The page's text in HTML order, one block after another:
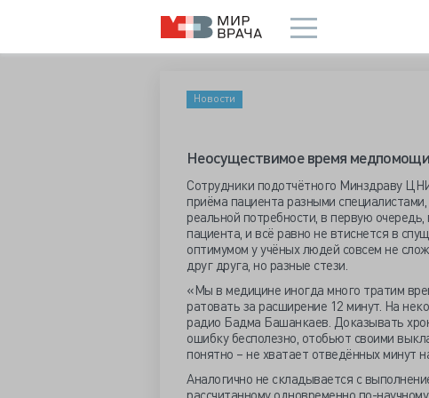
Новости
Неосуществимое время медпомощи
Сотрудники подотчётного Минздраву
приёма пациента разными
реальной потребности, в первую
пациента, и всё равно не втиснется в
оптимумом у учёных людей совсем не
друг друга, но разные стези.
«Мы в медицине иногда много тратим
ратовать за расширение 12 минут. На
радио Бадма Башанкаев. Доказывать
ошибку бесполезно, отобьют своими
понятно – не хватает отведённых минут
Аналогично не складывается с
рассчитанному одновременно по-